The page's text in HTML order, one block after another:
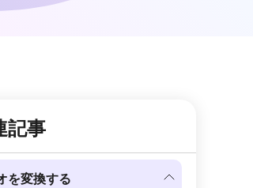
記事
を変換する